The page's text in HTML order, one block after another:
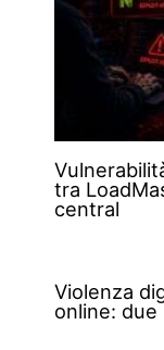
tra
central
Violenza
online: due